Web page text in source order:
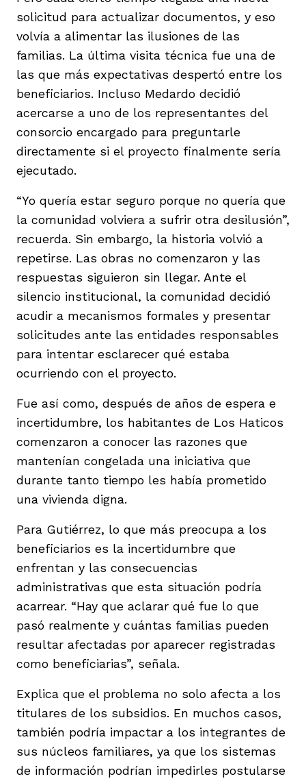
solicitud para actualizar documentos, y eso
volvía a alimentar las ilusiones de las
familias. La última visita técnica fue una de
las que más expectativas despertó entre los
beneficiarios. Incluso Medardo decidió
acercarse a uno de los representantes del
consorcio encargado para preguntarle
directamente si el proyecto finalmente sería
ejecutado.
“Yo quería estar seguro porque no quería que
la comunidad volviera a sufrir otra desilusión”,
recuerda. Sin embargo, la historia volvió a
repetirse. Las obras no comenzaron y las
respuestas siguieron sin llegar. Ante el
silencio institucional, la comunidad decidió
acudir a mecanismos formales y presentar
solicitudes ante las entidades responsables
para intentar esclarecer qué estaba
ocurriendo con el proyecto.
Fue así como, después de años de espera e
incertidumbre, los habitantes de Los Haticos
comenzaron a conocer las razones que
mantenían congelada una iniciativa que
durante tanto tiempo les había prometido
una vivienda digna.
Para Gutiérrez, lo que más preocupa a los
beneficiarios es la incertidumbre que
enfrentan y las consecuencias
administrativas que esta situación podría
acarrear. “Hay que aclarar qué fue lo que
pasó realmente y cuántas familias pueden
resultar afectadas por aparecer registradas
como beneficiarias”, señala.
Explica que el problema no solo afecta a los
titulares de los subsidios. En muchos casos,
también podría impactar a los integrantes de
sus núcleos familiares, ya que los sistemas
de información podrían impedirles postularse